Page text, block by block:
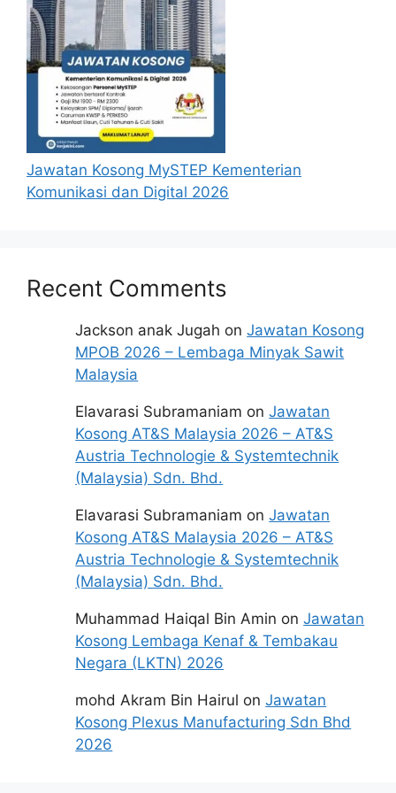
menganggap permohonan mereka tidak
berjaya.
Mohon Online
Jawatan Kosong MySTEP Kementerian
Komunikasi dan Digital 2026
Recent Comments
Jackson anak Jugah onJawatan Kosong
MPOB 2026 – Lembaga Minyak Sawit
Malaysia
Elavarasi Subramaniam onJawatan
Kosong AT&S Malaysia 2026 – AT&S
Austria Technologie & Systemtechnik
(Malaysia) Sdn. Bhd.
Elavarasi Subramaniam onJawatan
Kosong AT&S Malaysia 2026 – AT&S
Austria Technologie & Systemtechnik
(Malaysia) Sdn. Bhd.
Muhammad Haiqal Bin Amin onJawatan
Kosong Lembaga Kenaf & Tembakau
Negara (LKTN) 2026
mohd Akram Bin Hairul onJawatan
Kosong Plexus Manufacturing Sdn Bhd
2026